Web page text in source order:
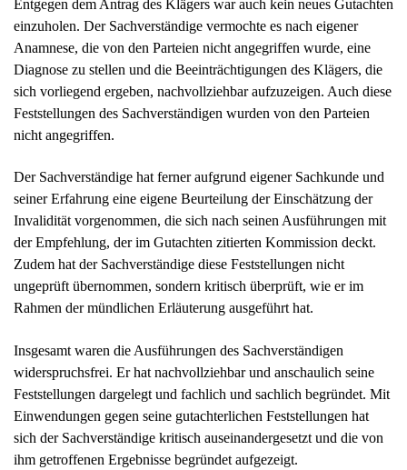
Entgegen dem Antrag des Klägers war auch kein neues Gutachten
einzuholen. Der Sachverständige vermochte es nach eigener
Anamnese, die von den Parteien nicht angegriffen wurde, eine
Diagnose zu stellen und die Beeinträchtigungen des Klägers, die
sich vorliegend ergeben, nachvollziehbar aufzuzeigen. Auch diese
Feststellungen des Sachverständigen wurden von den Parteien
nicht angegriffen.
Der Sachverständige hat ferner aufgrund eigener Sachkunde und
seiner Erfahrung eine eigene Beurteilung der Einschätzung der
Invalidität vorgenommen, die sich nach seinen Ausführungen mit
der Empfehlung, der im Gutachten zitierten Kommission deckt.
Zudem hat der Sachverständige diese Feststellungen nicht
ungeprüft übernommen, sondern kritisch überprüft, wie er im
Rahmen der mündlichen Erläuterung ausgeführt hat.
Insgesamt waren die Ausführungen des Sachverständigen
widerspruchsfrei. Er hat nachvollziehbar und anschaulich seine
Feststellungen dargelegt und fachlich und sachlich begründet. Mit
Einwendungen gegen seine gutachterlichen Feststellungen hat
sich der Sachverständige kritisch auseinandergesetzt und die von
ihm getroffenen Ergebnisse begründet aufgezeigt.